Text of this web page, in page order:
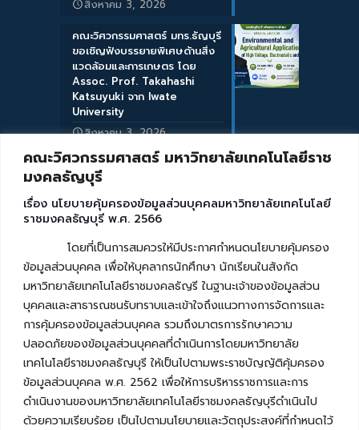
คณะวิศวกรรมศาสตร์ มหาวิทยาลัยเทคโนโลยีราช
มงคลธัญบุรี
เรื่อง นโยบายคุ้มครองข้อมูลส่วนบุคคลมหาวิทยาลัยเทคโนโลยี
ราชมงคลธัญบุรี พ.ศ. 2566
โดยที่เป็นการสมควรให้มีประกาศกำหนดนโยบายคุ้มครอง
ข้อมูลส่วนบุคคล เพื่อให้บุคลากรนักศึกษา นักเรียนในสังกัด
มหาวิทยาลัยเทคโนโลยีราชมงคลธัญรี ในฐานะเจ้าของข้อมูลส่วน
บุคคลและสาธารณชนรับทราบและเข้าใจถึงแนวทางการจัดการและ
การคุ้มครองข้อมูลส่วนบุคคล รวมถึงมาตรการรักษาความ
ปลอดภัยของข้อมูลส่วนบุคคลที่ดำเนินการโดยมหาวิทยาลัย
เทคโนโลยีราชมงคลธัญบุรี ให้เป็นไปตามพระราชบัญญัติคุ้มครอง
ข้อมูลส่วนบุคคล พ.ศ. 2562 เพื่อให้การบริหารราชการและการ
ดำเนินงานของมหาวิทยาลัยเทคโนโลยีราชมงคลธัญบุรีดำเนินไป
ด้วยความเรียบร้อย เป็นไปตามนโยบายและวัตถุประสงค์ที่กำหนดไว้
สิงหาคม 3, 2026
คณะวิศวกรรมศาสตร์ มทร.ธัญบุรี
ขอเชิญฟังบรรยายพิเศษด้านสิ่ง
แวดล้อมและการเกษตร โดย
Assoc. Prof. Takahashi
Katsuyuki จาก Iwate
University
สิงหาคม 3, 2026